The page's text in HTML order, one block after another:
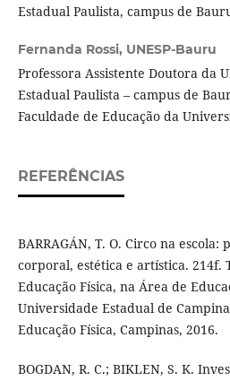
Estadual Paulista, campus de
Fernanda Rossi, UNESP-Bauru
Professora Assistente Doutora da
Estadual Paulista – campus de
Faculdade de Educação da
REFERÊNCIAS
BARRAGÁN, T. O. Circo na escola:
corporal, estética e artística. 214f.
Educação Física, na Área de
Universidade Estadual de
Educação Física, Campinas, 2016.
BOGDAN, R. C.; BIKLEN, S. K.